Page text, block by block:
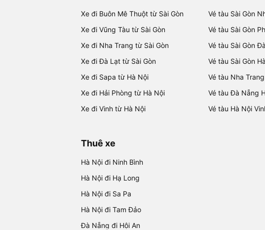
Xe đi Buôn Mê Thuột từ Sài Gòn
Xe đi Vũng Tàu từ Sài Gòn
Xe đi Nha Trang từ Sài Gòn
Xe đi Đà Lạt từ Sài Gòn
Xe đi Sapa từ Hà Nội
Xe đi Hải Phòng từ Hà Nội
Xe đi Vinh từ Hà Nội
Vé tàu Sài Gòn
Vé tàu Sài Gòn
Vé tàu Sài Gòn
Vé tàu Sài Gòn
Vé tàu Nha
Vé tàu Đà Nẵng
Vé tàu Hà Nội
Thuê xe
Hà Nội đi Ninh Bình
Hà Nội đi Hạ Long
Hà Nội đi Sa Pa
Hà Nội đi Tam Đảo
Đà Nẵng đi Hội An